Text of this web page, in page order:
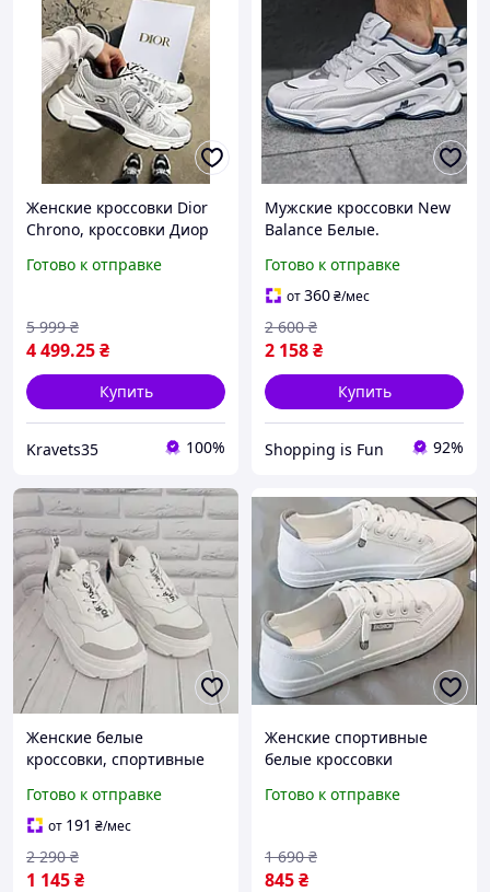
Женские кроссовки Dior
Chrono, кроссовки Диор
модные кроссовки Dior
спортивные кроссовки
Dior женс
Готово к отправке
4 499.25₴
5 999 ₴
Купить
Kravets35 100%
Мужские кроссовки New
Balance Белые.
40-41 Нью Беланс
Готово к отправке
от360₴/мес
2 158₴
2 600 ₴
Купить
Shopping is Fun 92%
Женские белые
кроссовки, спортивные
спортивные кроссовки на
женщину
Готово к отправке
от 191 ₴/мес
1 145₴
2 290 ₴
Женские спортивные
белые кроссовки
Готово к отправке
845₴
1 690 ₴